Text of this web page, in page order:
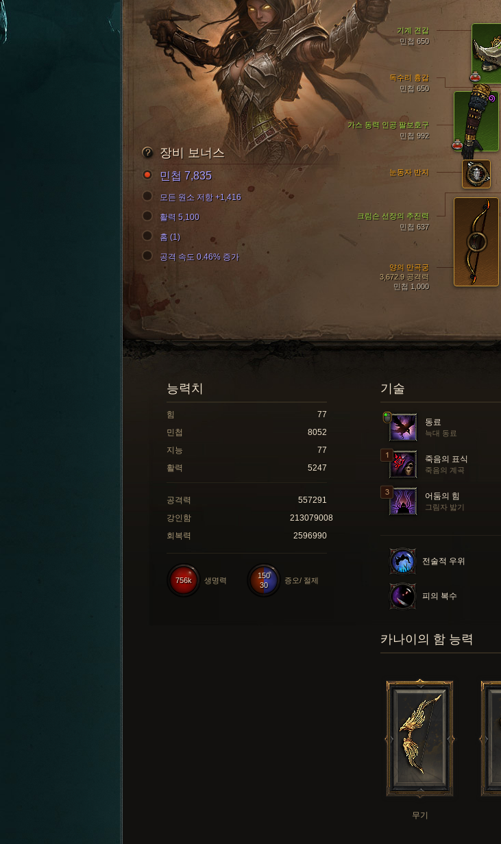
독수리 흉갑
민첩 650
가스 동력 인공 팔보호구
민첩 992
기계 견갑
민첩 650
크림슨 선장의 추진력
민첩 637
양의 만곡궁
3,672.9 공격력
민첩 1,000
눈동자 반지
장비 보너스
민첩 7,835
모든 원소 저항 +1,416
활력 5,100
홈 (1)
공격 속도 0.46% 증가
기술
동료
늑대 동료
죽음의 표식
죽음의 계곡
어둠의 힘
그림자 밟기
전술적 우위
피의 복수
능력치
힘
77
민첩
8052
지능
77
활력
5247
공격력
557291
강인함
213079008
회복력
2596990
150
30
증오/ 절제
756k 생명력
카나이의 함 능력
무기